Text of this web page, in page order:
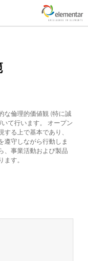
な倫理的価値観 (特に誠
て行います。 オープン
る上で基本であり、
遵守しながら行動しま
、事業活動および製品
す。